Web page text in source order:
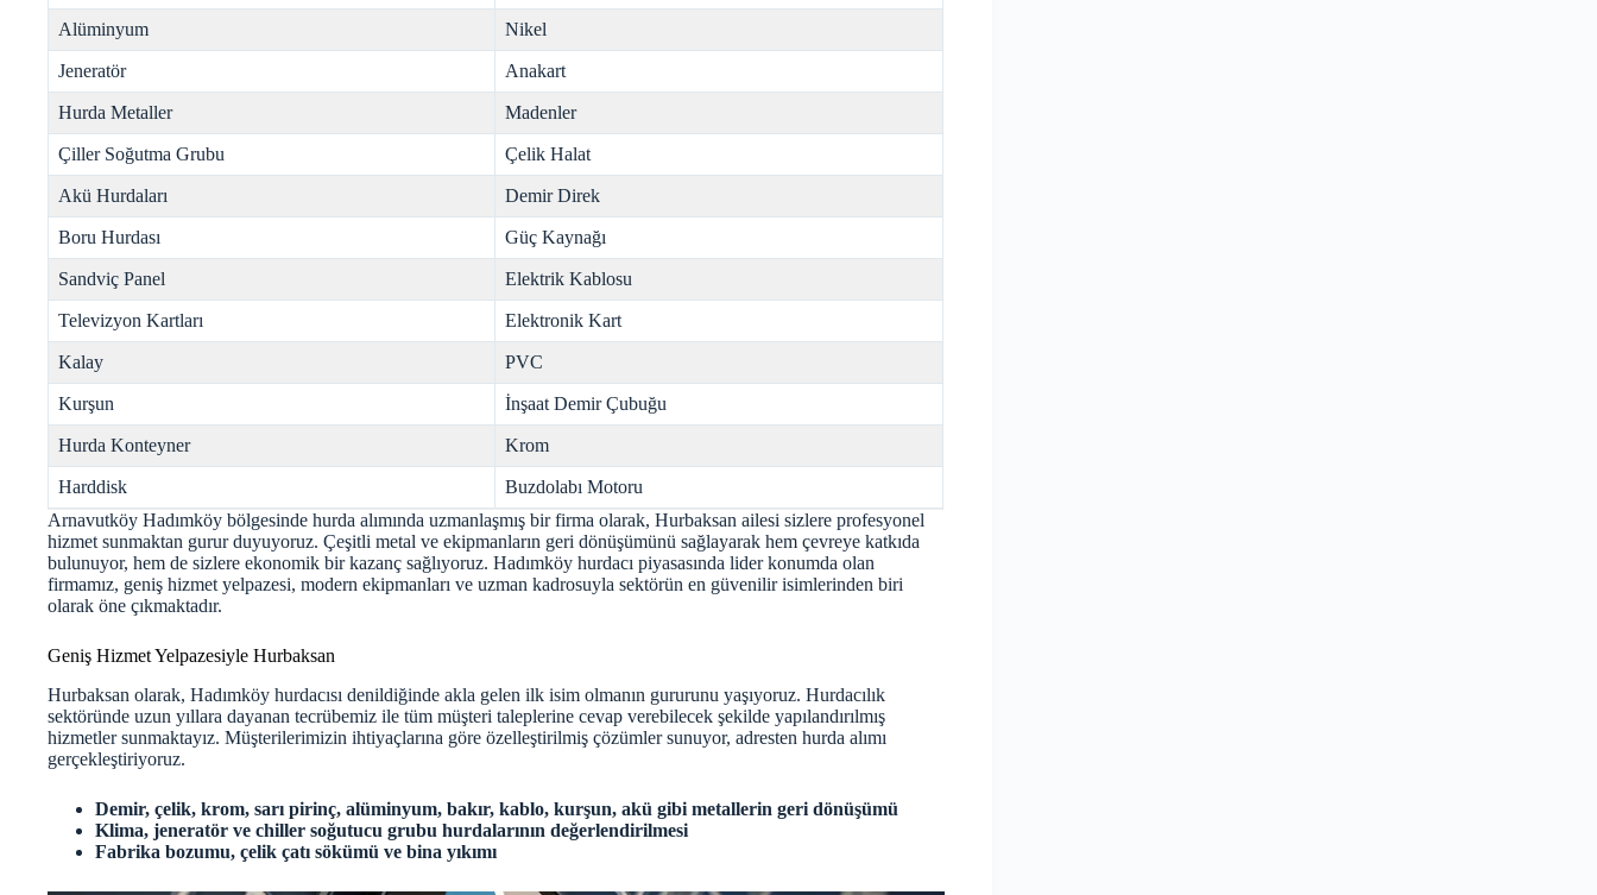
Alüminyum Nikel
Jeneratör Anakart
Hurda Metaller Madenler
Çiller Soğutma Grubu Çelik Halat
Akü Hurdaları Demir Direk
Boru Hurdası Güç Kaynağı
Sandviç Panel Elektrik Kablosu
Televizyon Kartları Elektronik Kart
Kalay PVC
Kurşun İnşaat Demir Çubuğu
Hurda Konteyner Krom
Harddisk
Buzdolabı Motoru
Arnavutköy Hadımköy bölgesinde hurda alımında uzmanlaşmış bir firma olarak, Hurbaksan ailesi sizlere profesyonel
hizmet sunmaktan gurur duyuyoruz. Çeşitli metal ve ekipmanların geri dönüşümünü sağlayarak hem çevreye katkıda
bulunuyor, hem de sizlere ekonomik bir kazanç sağlıyoruz. Hadımköy hurdacı piyasasında lider konumda olan
firmamız, geniş hizmet yelpazesi, modern ekipmanları ve uzman kadrosuyla sektörün en güvenilir isimlerinden biri
olarak öne çıkmaktadır.
Geniş Hizmet Yelpazesiyle Hurbaksan
Hurbaksan olarak, Hadımköy hurdacısı denildiğinde akla gelen ilk isim olmanın gururunu yaşıyoruz. Hurdacılık
sektöründe uzun yıllara dayanan tecrübemiz ile tüm müşteri taleplerine cevap verebilecek şekilde yapılandırılmış
hizmetler sunmaktayız. Müşterilerimizin ihtiyaçlarına göre özelleştirilmiş çözümler sunuyor, adresten hurda alımı
gerçekleştiriyoruz.
Demir, çelik, krom, sarı pirinç, alüminyum, bakır, kablo, kurşun, akü gibi metallerin geri dönüşümü
Klima, jeneratör ve chiller soğutucu grubu hurdalarının değerlendirilmesi
Fabrika bozumu, çelik çatı sökümü ve bina yıkımı